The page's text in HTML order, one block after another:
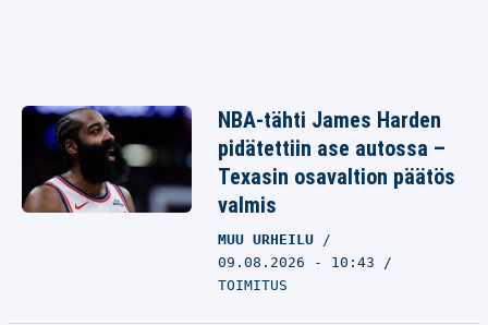
NBA-tähti James Harden
pidätettiin ase autossa –
Texasin osavaltion päätös
valmis
MUU URHEILU
09.08.2026 - 10:43
TOIMITUS